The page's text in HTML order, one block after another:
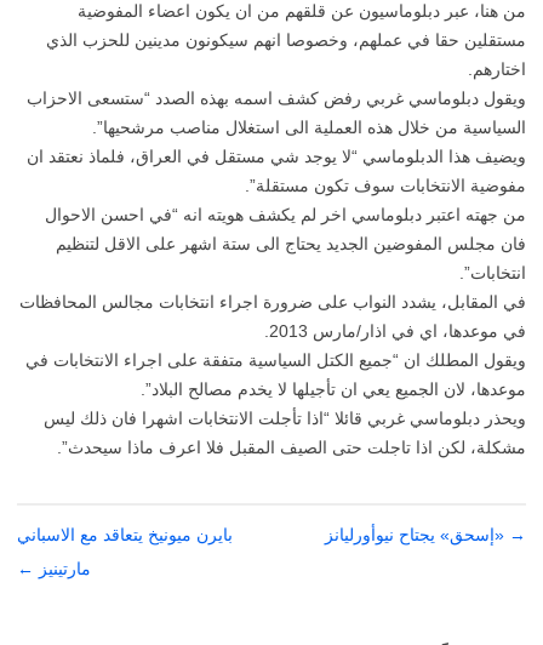
من هنا، عبر دبلوماسيون عن قلقهم من ان يكون اعضاء المفوضية
مستقلين حقا في عملهم، وخصوصا انهم سيكونون مدينين للحزب الذي
اختارهم.
ويقول دبلوماسي غربي رفض كشف اسمه بهذه الصدد “ستسعى الاحزاب
السياسية من خلال هذه العملية الى استغلال مناصب مرشحيها”.
ويضيف هذا الدبلوماسي “لا يوجد شي مستقل في العراق، فلماذ نعتقد ان
مفوضية الانتخابات سوف تكون مستقلة”.
من جهته اعتبر دبلوماسي اخر لم يكشف هويته انه “في احسن الاحوال
فان مجلس المفوضين الجديد يحتاج الى ستة اشهر على الاقل لتنظيم
انتخابات”.
في المقابل، يشدد النواب على ضرورة اجراء انتخابات مجالس المحافظات
في موعدها، اي في اذار/مارس 2013.
ويقول المطلك ان “جميع الكتل السياسية متفقة على اجراء الانتخابات في
موعدها، لان الجميع يعي ان تأجيلها لا يخدم مصالح البلاد”.
ويحذر دبلوماسي غربي قائلا “اذا تأجلت الانتخابات اشهرا فان ذلك ليس
مشكلة، لكن اذا تاجلت حتى الصيف المقبل فلا اعرف ماذا سيحدث”.
تصفّح
→ «إسحق» يجتاح نيوأورليانز
بايرن ميونيخ يتعاقد مع الاسباني
مارتينيز
←